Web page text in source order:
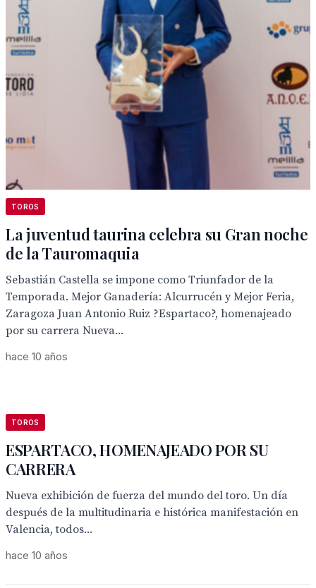
TOROS
La juventud taurina celebra su Gran noche
de la Tauromaquia
Sebastián Castella se impone como Triunfador de la
Temporada. Mejor Ganadería: Alcurrucén y Mejor Feria,
Zaragoza Juan Antonio Ruiz ?Espartaco?, homenajeado
por su carrera Nueva...
hace 10 años
TOROS
ESPARTACO, HOMENAJEADO POR SU
CARRERA
Nueva exhibición de fuerza del mundo del toro. Un día
después de la multitudinaria e histórica manifestación en
Valencia, todos...
hace 10 años